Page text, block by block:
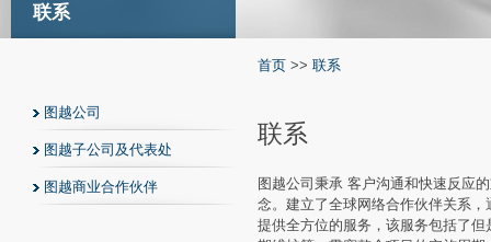
联系
图越公司
图越子公司及代表处
图越商业合作伙伴
首页 >> 联系
联系
图越公司秉承 客户沟通和快速反应
念。建立了全球网络合作伙伴关系
提供全方位的服务，该服务包括了